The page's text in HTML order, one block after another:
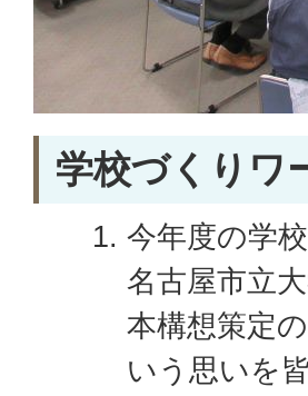
学校づくりワ
今年度の学
名古屋市立
本構想策定
いう思いを